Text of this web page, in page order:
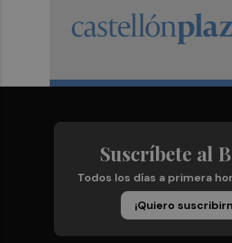
Suscríbete al
Todos los días a primera
¡Quiero